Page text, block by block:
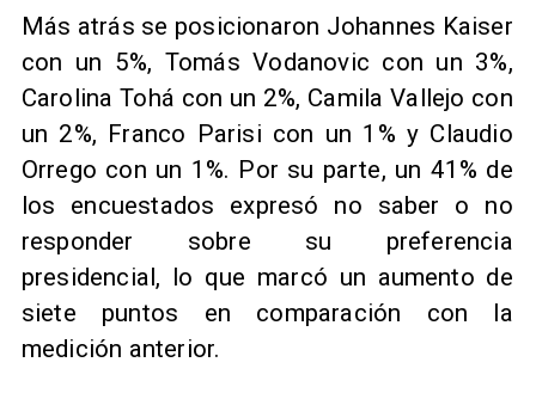
Más atrás se posicionaron Johannes Kaiser
con un 5%, Tomás Vodanovic con un 3%,
Carolina Tohá con un 2%, Camila Vallejo con
un 2%, Franco Parisi con un 1% y Claudio
Orrego con un 1%. Por su parte, un 41% de
los encuestados expresó no saber o no
responder sobre su preferencia
presidencial, lo que marcó un aumento de
siete puntos en comparación con la
medición anterior.